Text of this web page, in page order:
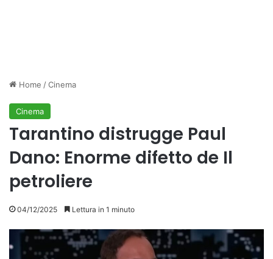
Home /Cinema
Cinema
Tarantino distrugge Paul
Dano: Enorme difetto de Il
petroliere
04/12/2025 Lettura in 1 minuto